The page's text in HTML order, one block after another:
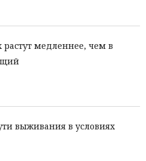
медленнее, чем в
выживания в условиях